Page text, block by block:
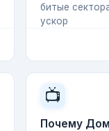
битые
ускор
📺
Почему